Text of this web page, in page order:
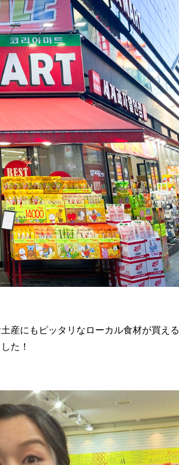
産にもピッタリなローカル食材が買える
た！